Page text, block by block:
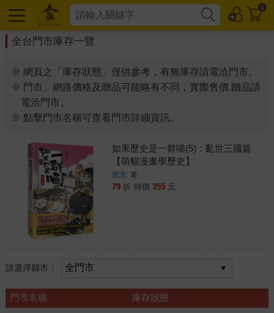
0
全台門市庫存一覽
※ 網頁之「庫存狀態」僅供參考，有無庫存請電洽門市。
※ 門市、網路價格及贈品可能略有不同，實際售價.贈品請
電洽門市。
※ 點擊門市名稱可查看門市詳細資訊。
如果歷史是一群喵(5)：亂世三國篇
【萌貓漫畫學歷史】
肥志 著
79 折 特價 355 元
請選擇縣市：
門市名稱 庫存狀態